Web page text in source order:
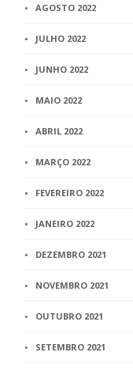
AGOSTO 2022
JULHO 2022
JUNHO 2022
MAIO 2022
ABRIL 2022
MARÇO 2022
FEVEREIRO 2022
JANEIRO 2022
DEZEMBRO 2021
NOVEMBRO 2021
OUTUBRO 2021
SETEMBRO 2021